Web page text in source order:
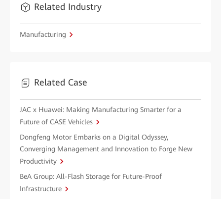
Related Industry
Manufacturing
Related Case
JAC x Huawei: Making Manufacturing Smarter for a
Future of CASE Vehicles
Dongfeng Motor Embarks on a Digital Odyssey,
Converging Management and Innovation to Forge New
Productivity
BeA Group: All-Flash Storage for Future-Proof
Infrastructure